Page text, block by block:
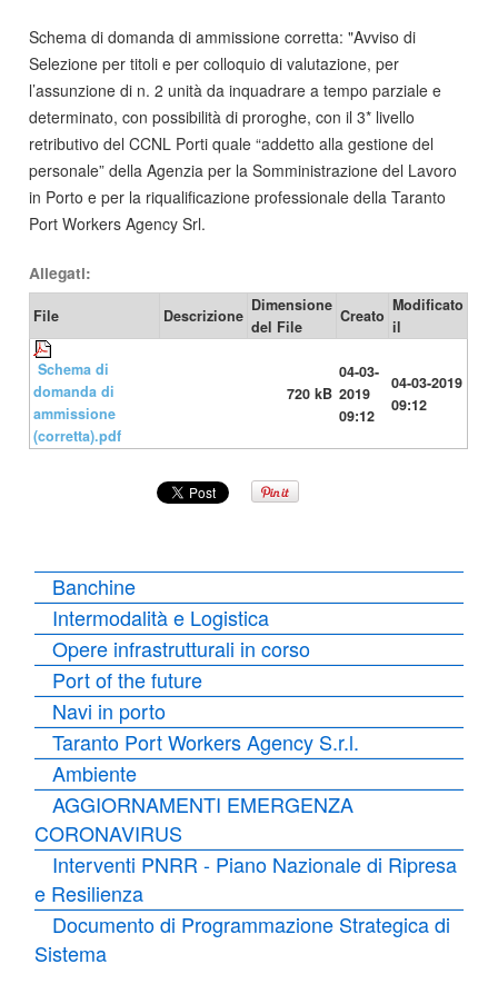
Schema di domanda di ammissione corretta: "Avviso di
Selezione per titoli e per colloquio di valutazione, per
l’assunzione di n. 2 unità da inquadrare a tempo parziale e
determinato, con possibilità di proroghe, con il 3* livello
retributivo del CCNL Porti quale “addetto alla gestione del
personale” della Agenzia per la Somministrazione del Lavoro
in Porto e per la riqualificazione professionale della Taranto
Port Workers Agency Srl.
Allegati:
File Descrizione
Dimensione
del File
Creato
Modificato
il
Schema di
domanda di
ammissione
(corretta).pdf
720 kB
04-03-
2019
09:12
04-03-2019
09:12
Banchine
Intermodalità e Logistica
Opere infrastrutturali in corso
Port of the future
Navi in porto
Taranto Port Workers Agency S.r.l.
Ambiente
AGGIORNAMENTI EMERGENZA
CORONAVIRUS
Interventi PNRR - Piano Nazionale di Ripresa
e Resilienza
Documento di Programmazione Strategica di
Sistema